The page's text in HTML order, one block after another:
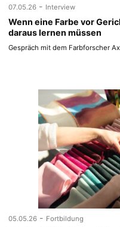
07.05.26 - Interview
Wenn eine Farbe vor
daraus lernen müssen
Gespräch mit dem Farbforscher
05.05.26 - Fortbildung